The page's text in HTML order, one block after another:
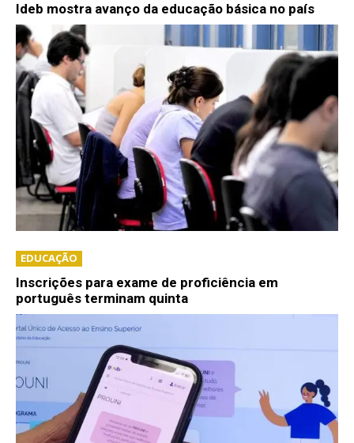
Ideb mostra avanço da educação básica no país
EDUCAÇÃO
Inscrições para exame de proficiência em
português terminam quinta